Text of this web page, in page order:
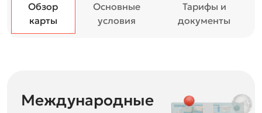
Обзор
карты
Основные
условия
Тарифы и
документы
Международные